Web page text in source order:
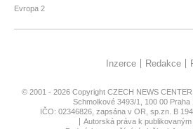
Evropa 2
Inzerce Redakce
© 2001 - 2026 Copyright CZECH NEWS CENTER
Schmolkové 3493/1, 100 00 Praha
IČO: 02346826, zapsána v OR, sp.zn. B
Autorská práva k publikovaným